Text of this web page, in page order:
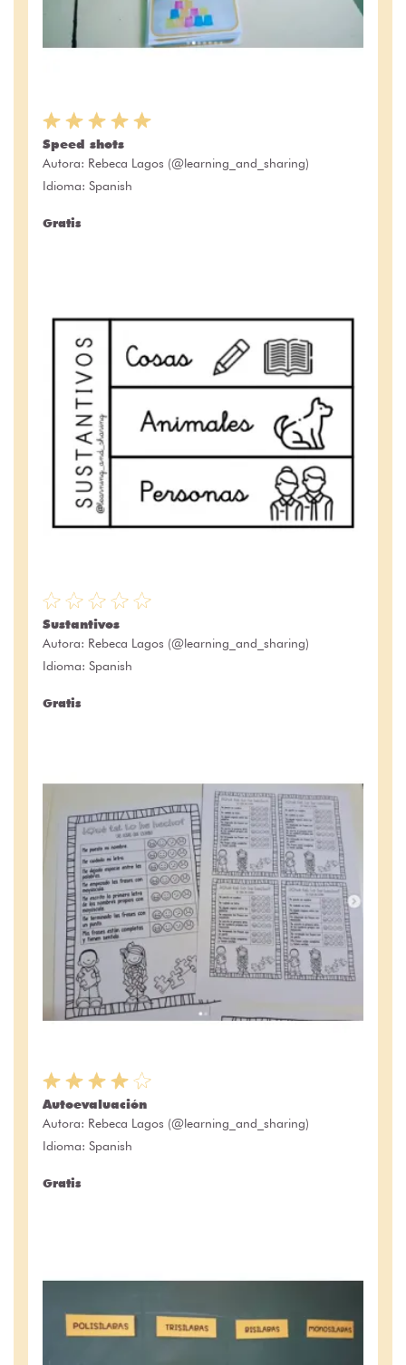
Speed shots
Autora: Rebeca Lagos (@learning_and_sharing)
Idioma: Spanish
Gratis
Sustantivos
Autora: Rebeca Lagos (@learning_and_sharing)
Idioma: Spanish
Gratis
Autoevaluación
Autora: Rebeca Lagos (@learning_and_sharing)
Idioma: Spanish
Gratis